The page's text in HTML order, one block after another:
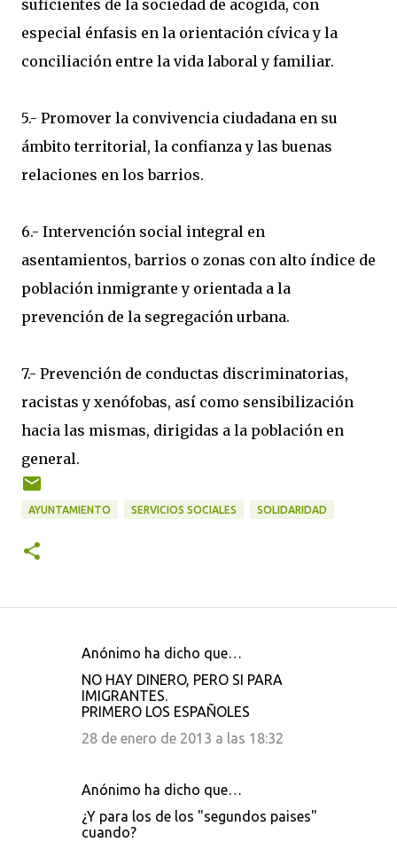
suficientes de la sociedad de acogida, con
especial énfasis en la orientación cívica y la
conciliación entre la vida laboral y familiar.
5.- Promover la convivencia ciudadana en su
ámbito territorial, la confianza y las buenas
relaciones en los barrios.
6.- Intervención social integral en
asentamientos, barrios o zonas con alto índice de
población inmigrante y orientada a la
prevención de la segregación urbana.
7.- Prevención de conductas discriminatorias,
racistas y xenófobas, así como sensibilización
hacia las mismas, dirigidas a la población en
general.
AYUNTAMIENTO SERVICIOS SOCIALES SOLIDARIDAD
Anónimo ha dicho que…
NO HAY DINERO, PERO SI PARA
IMIGRANTES.
PRIMERO LOS ESPAÑOLES
28 de enero de 2013 a las 18:32
Anónimo ha dicho que…
¿Y para los de los "segundos paises"
cuando?